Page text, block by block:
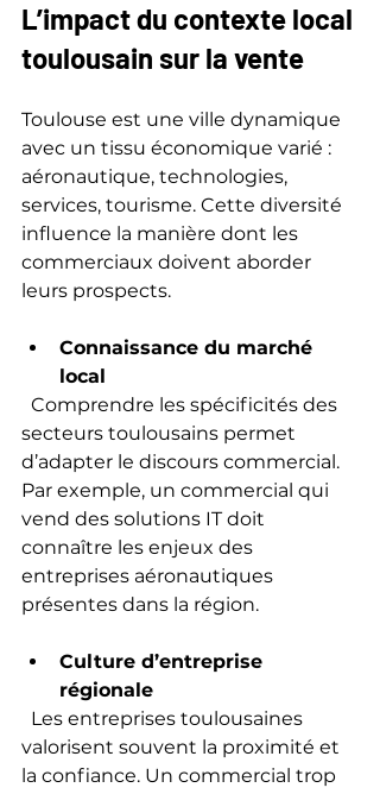
L’impact du contexte local
toulousain sur la vente
Toulouse est une ville dynamique
avec un tissu économique varié :
aéronautique, technologies,
services, tourisme. Cette diversité
influence la manière dont les
commerciaux doivent aborder
leurs prospects.
Connaissance du marché
local
secteurs toulousains permet
d’adapter le discours commercial.
Par exemple, un commercial qui
vend des solutions IT doit
connaître les enjeux des
entreprises aéronautiques
présentes dans la région.
Culture d’entreprise
régionale
valorisent souvent la proximité et
la confiance. Un commercial trop